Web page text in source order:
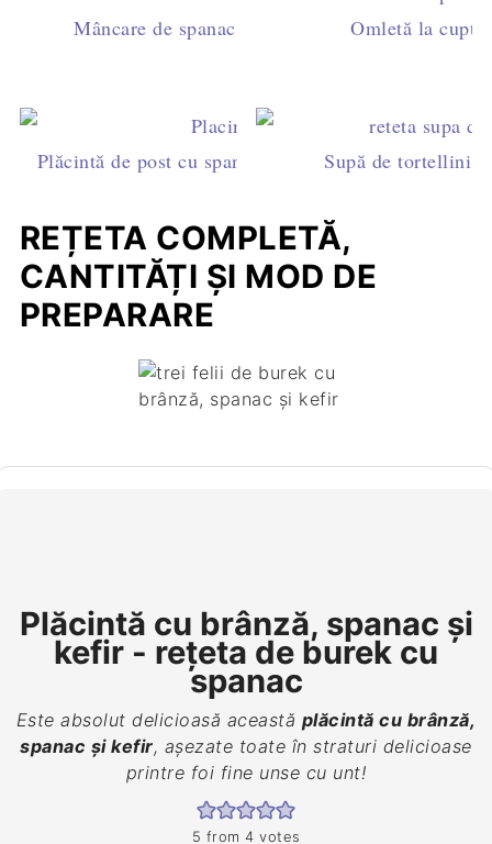
Mâncare de spanac cu usturoi, rețetă simplă de
Omletă la
Plăcintă de post cu spanac și orez - rețetă simplă și
Supă de tortellini
REȚETA COMPLETĂ,
CANTITĂȚI ȘI MOD DE
PREPARARE
Plăcintă cu brânză, spanac și
kefir - rețeta de burek cu
spanac
Este absolut delicioasă această plăcintă cu brânză,
spanac și kefir, așezate toate în straturi delicioase
printre foi fine unse cu unt!
5 from 4 votes